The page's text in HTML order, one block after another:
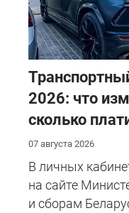
2026: что
сколько
07 августа 2026
В личных
на сайте
и сборам